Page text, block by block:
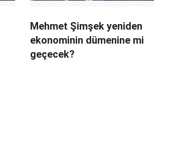
Mehmet Şimşek yeniden
ekonominin dümenine mi
geçecek?